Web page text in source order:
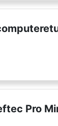
Pro